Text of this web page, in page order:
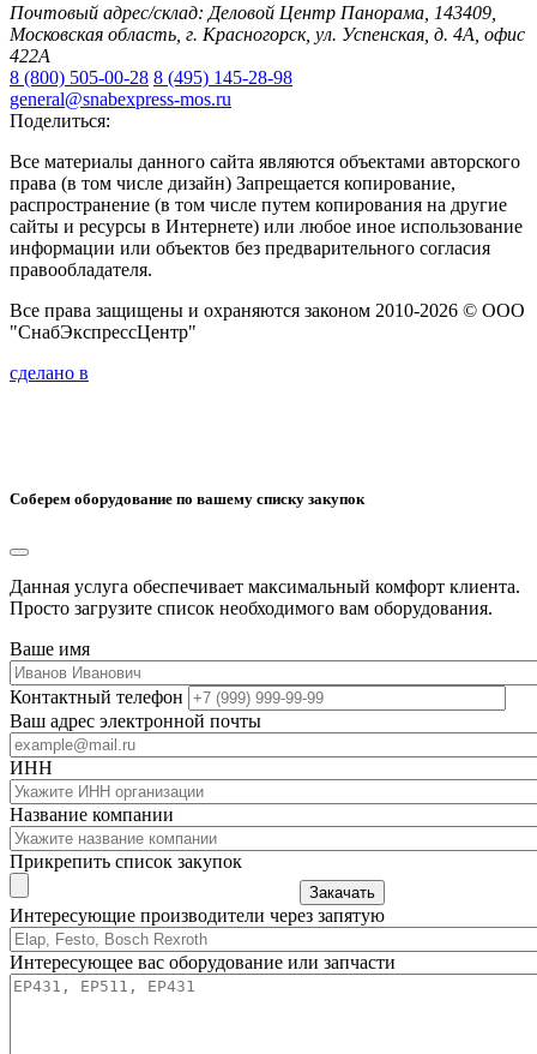
Почтовый адрес/склад: Деловой Центр Панорама, 143409,
Московская область, г. Красногорск, ул. Успенская, д. 4А, офис
422А
8 (800) 505-00-28 8 (495) 145-28-98
general@snabexpress-mos.ru
Поделиться:
Все материалы данного сайта являются объектами авторского
права (в том числе дизайн) Запрещается копирование,
распространение (в том числе путем копирования на другие
сайты и ресурсы в Интернете) или любое иное использование
информации или объектов без предварительного согласия
правообладателя.
Все права защищены и охраняются законом 2010-2026 © ООО
"СнабЭкспрессЦентр"
сделано в
Соберем оборудование по вашему списку закупок
Данная услуга обеспечивает максимальный комфорт клиента.
Просто загрузите список необходимого вам оборудования.
Ваше имя
Контактный телефон
Ваш адрес электронной почты
ИНН
Название компании
Прикрепить список закупок
Закачать
Интересующие производители через запятую
Интересующее вас оборудование или запчасти